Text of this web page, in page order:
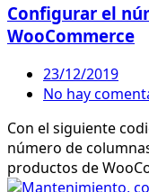
Configurar el
WooCommerce
23/12/2019
No hay
Con el siguiente
número de
productos de